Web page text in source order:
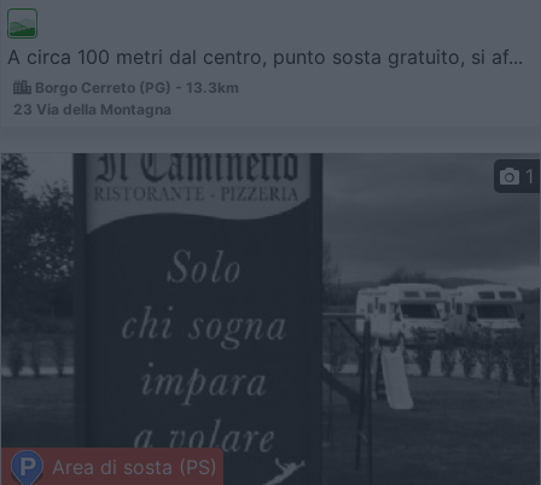
A circa 100 metri dal centro, punto sosta gratuito, si af...
Borgo Cerreto (PG) - 13.3km
23 Via della Montagna
Area di sosta (PS)
1